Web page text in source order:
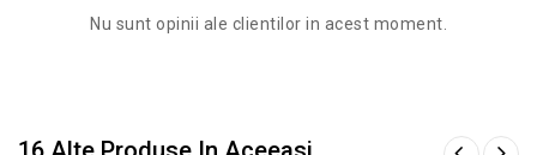
Nu sunt opinii ale clientilor in acest moment.